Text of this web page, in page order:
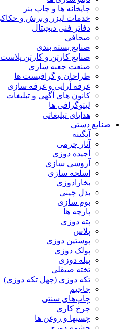
چاپخانه ها و چاپ بنر
خدمات لیزر و برش و حکاکی
دفاتر فنی دیجیتال
صحافی
صنایع بسته بندی
صنایع کارتن و کارتن پلاست ها
صنعت جعبه سازی
طراحان و گرافیست ها
غرفه آرایی و غرفه سازی
کانون های آگهی و تبلیغات
لیتوگرافی ها
هدایای تبلیغاتی
صنایع دستی
آبگینه
آثار چرمی
آجیده دوزی
آروسی سازی
اسلحه سازی
بخارادوزی
بدل چینی
بوم سازی
پارچه ها
پته دوزی
پلاس
پوستین دوزی
پولک دوزی
پیله دوزی
تخته صیقلی
تکه دوزی (چهل تکه دوزی)
جاجیم
چاپ‌های سنتی
چرخ کاری
چسبها و روغن ها